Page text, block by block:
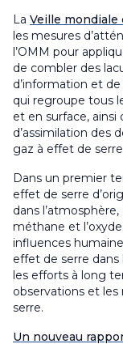
La Veille mondiale
les mesures
l’OMM pour
de combler des
d’information et
qui regroupe tous
et en surface,
d’assimilation des
gaz à effet de
Dans un premier
effet de serre
dans
méthane et
influences
effet de serre dans
les efforts à long
observations et les
serre.
Un nouveau